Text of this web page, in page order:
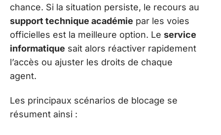
chance. Si la situation persiste, le recours au
support technique académie par les voies
officielles est la meilleure option. Le service
informatique sait alors réactiver rapidement
l’accès ou ajuster les droits de chaque
agent.
Les principaux scénarios de blocage se
résument ainsi :